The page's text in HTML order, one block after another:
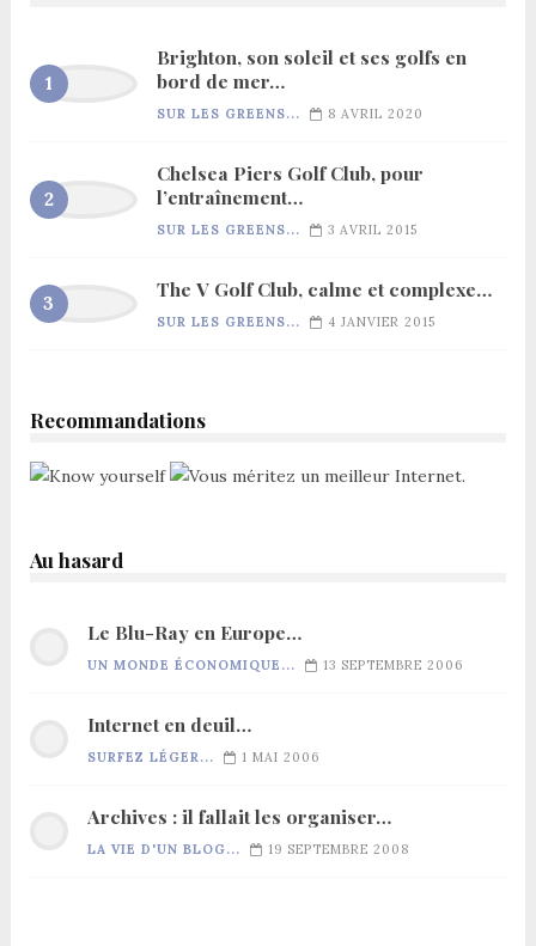
Brighton, son soleil et ses golfs en
bord de mer…
SUR LES GREENS... 8 AVRIL 2020
Chelsea Piers Golf Club, pour
l’entraînement…
SUR LES GREENS... 3 AVRIL 2015
The V Golf Club, calme et complexe…
SUR LES GREENS... 4 JANVIER 2015
Recommandations
Au hasard
Le Blu-Ray en Europe…
UN MONDE ÉCONOMIQUE... 13 SEPTEMBRE 2006
Internet en deuil…
SURFEZ LÉGER... 1 MAI 2006
Archives : il fallait les organiser…
LA VIE D'UN BLOG... 19 SEPTEMBRE 2008